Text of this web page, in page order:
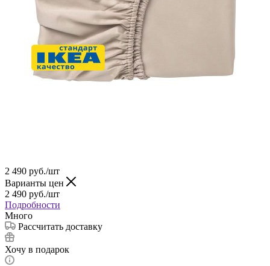
2 490 руб./шт
Варианты цен
2 490 руб./шт
Подробности
Много
Рассчитать доставку
Хочу в подарок